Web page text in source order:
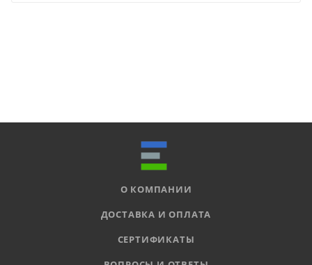
О КОМПАНИИ
ДОСТАВКА И ОПЛАТА
СЕРТИФИКАТЫ